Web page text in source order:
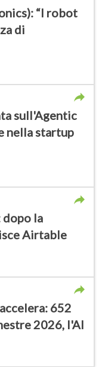
“I robot
di
sull'Agentic
nella startup
dopo la
Airtable
652
2026, l'AI